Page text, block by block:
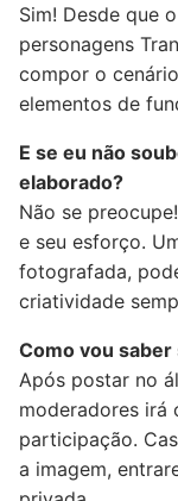
Sim! Desde que
personagens
compor o
elementos de
E se eu não
elaborado?
Não se
e seu esforço.
fotografada,
criatividade
Como vou
Após postar no
moderadores irá
participação.
a imagem,